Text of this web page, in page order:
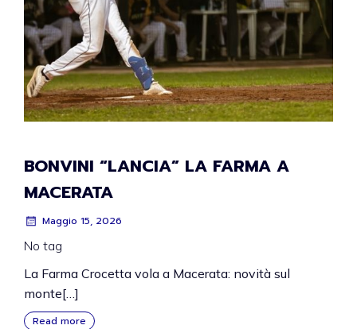
BONVINI “LANCIA” LA FARMA A
MACERATA
Maggio 15, 2026
No tag
​La Farma Crocetta vola a Macerata: novità sul
monte[…]
Read more